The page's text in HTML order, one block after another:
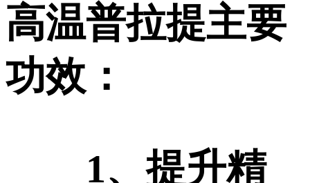
高温普拉提主要
功效：
1、提升精